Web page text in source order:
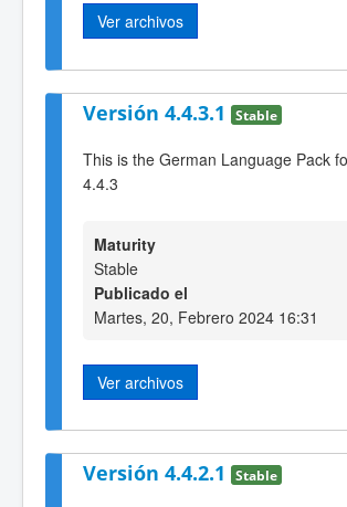
Ver archivos
Versión 4.4.3.1 Stable
This is the German Language Pack
4.4.3
Maturity
Stable
Publicado el
Martes, 20, Febrero 2024 16:31
Ver archivos
Versión 4.4.2.1 Stable